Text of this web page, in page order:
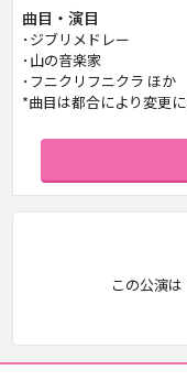
曲目・演目
･ジブリメドレー
･山の音楽家
･フニクリフニクラ ほか
*曲目は都合により変更
この公演は